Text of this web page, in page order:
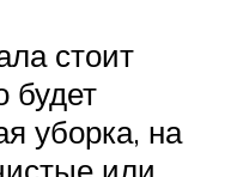
стоит
будет
уборка, на